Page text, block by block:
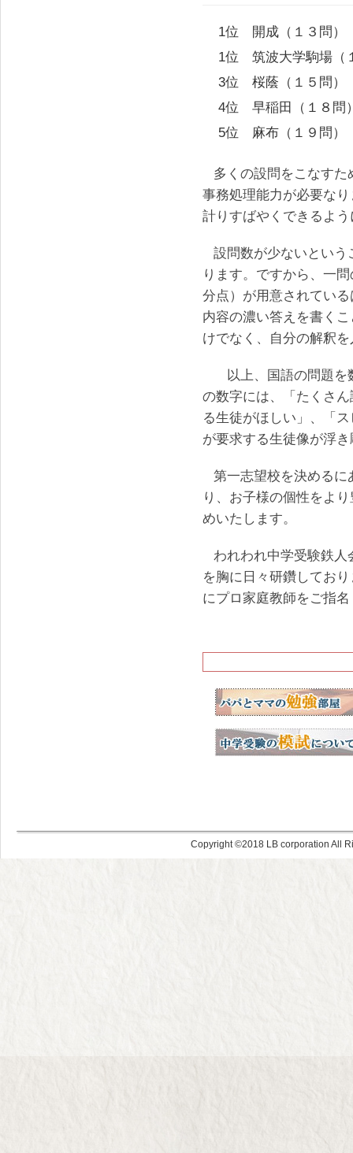
1位 開成（１３問）
1位 筑波大学駒場（
3位 桜蔭（１５問）
4位 早稲田（１８問
5位 麻布（１９問）
多くの設問をこなす
事務処理能力が必要な
計りすばやくできるよ
設問数が少ないとい
ります。ですから、一
分点）が用意されてい
内容の濃い答えを書く
けでなく、自分の解釈
以上、国語の問題を
の数字には、「たくさ
る生徒がほしい」、「
が要求する生徒像が浮
第一志望校を決める
り、お子様の個性をよ
めいたします。
われわれ中学受験鉄
を胸に日々研鑽してお
にプロ家庭教師をご指
Copyright © LB corporation All